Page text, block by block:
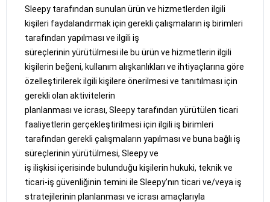
Sleepy tarafından sunulan ürün ve hizmetlerden ilgili
kişileri faydalandırmak için gerekli çalışmaların iş birimleri
tarafından yapılması ve ilgili iş
süreçlerinin yürütülmesi ile bu ürün ve hizmetlerin ilgili
kişilerin beğeni, kullanım alışkanlıkları ve ihtiyaçlarına göre
özelleştirilerek ilgili kişilere önerilmesi ve tanıtılması için
gerekli olan aktivitelerin
planlanması ve icrası, Sleepy tarafından yürütülen ticari
faaliyetlerin gerçekleştirilmesi için ilgili iş birimleri
tarafından gerekli çalışmaların yapılması ve buna bağlı iş
süreçlerinin yürütülmesi, Sleepy ve
iş ilişkisi içerisinde bulunduğu kişilerin hukuki, teknik ve
ticari-iş güvenliğinin temini ile Sleepy’nın ticari ve/veya iş
stratejilerinin planlanması ve icrası amaçlarıyla